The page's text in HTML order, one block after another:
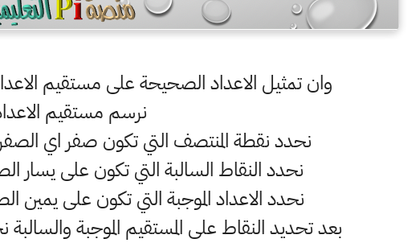
وان تمثيل الاعداد الصحيحة على مستقيم
نرسم مستقيم
نحدد نقطة المنتصف التي تكون صفر اي
نحدد النقاط السالبة التي تكون على يسار
نحدد الاعداد الموجبة التي تكون على يمين
بعد تحديد النقاط على المستقيم الموجبة